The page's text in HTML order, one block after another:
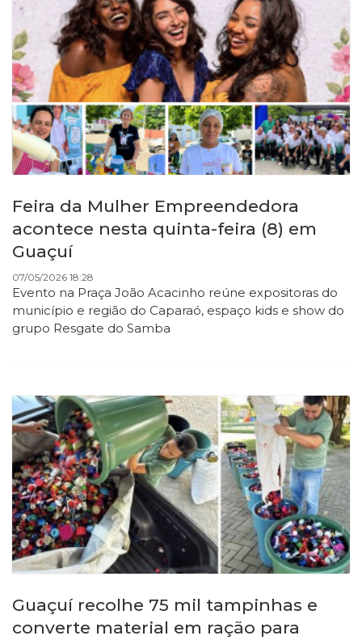
Feira da Mulher Empreendedora
acontece nesta quinta-feira (8) em
Guaçuí
07/05/2026 18:28
Evento na Praça João Acacinho reúne expositoras do
município e região do Caparaó, espaço kids e show do
grupo Resgate do Samba
Guaçuí recolhe 75 mil tampinhas e
converte material em ração para